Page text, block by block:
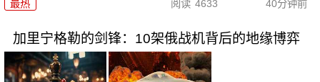
最热 阅读 4633 40分钟前
加里宁格勒的剑锋：10架俄战机背后的地缘博弈